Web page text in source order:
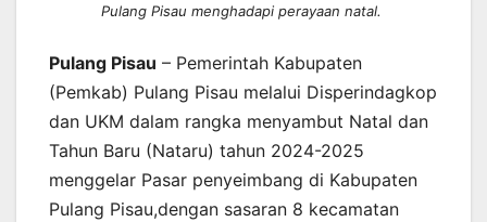
Pulang Pisau menghadapi perayaan natal.
Pulang Pisau – Pemerintah Kabupaten
(Pemkab) Pulang Pisau melalui Disperindagkop
dan UKM dalam rangka menyambut Natal dan
Tahun Baru (Nataru) tahun 2024-2025
menggelar Pasar penyeimbang di Kabupaten
Pulang Pisau,dengan sasaran 8 kecamatan